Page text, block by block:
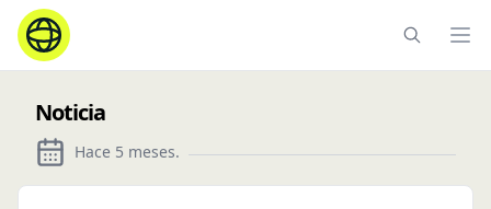
Noticia
Hace 5 meses.